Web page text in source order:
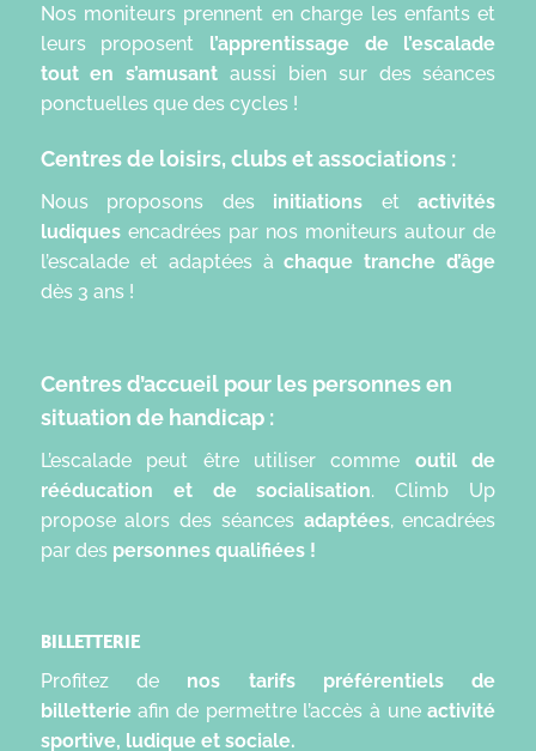
Nos moniteurs prennent en charge les enfants et
leurs proposent l’apprentissage de l’escalade
tout en s’amusant aussi bien sur des séances
ponctuelles que des cycles !
Centres de loisirs, clubs et associations :
Nous proposons des initiations etactivités
ludiquesencadrées par nos moniteurs autour de
l’escalade et adaptées àchaque tranche d’âge
dès 3 ans !
Centres d’accueil pour les personnes en
situation de handicap :
L’escalade peut être utiliser comme outil de
rééducation et de socialisation. Climb Up
propose alors des séances adaptées, encadrées
par des personnes qualifiées !
BILLETTERIE
Profitez de nos tarifs préférentiels de
billetterieafin de permettre l’accès à uneactivité
sportive, ludique et sociale.